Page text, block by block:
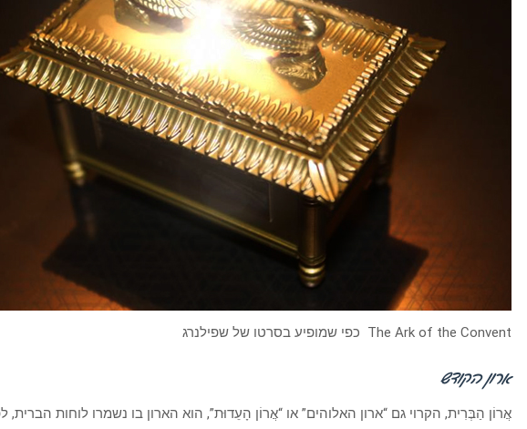
The Ark of the Convent כפי שמופיע בסרטו של שפילנרג
ארון הקודש
אֲרוֹן הַבְּרִית, הקרוי גם “ארון האלוהים” או “אֲרוֹן הָעֵדוּת”, הוא הארון בו נשמרו לוחות הברית,